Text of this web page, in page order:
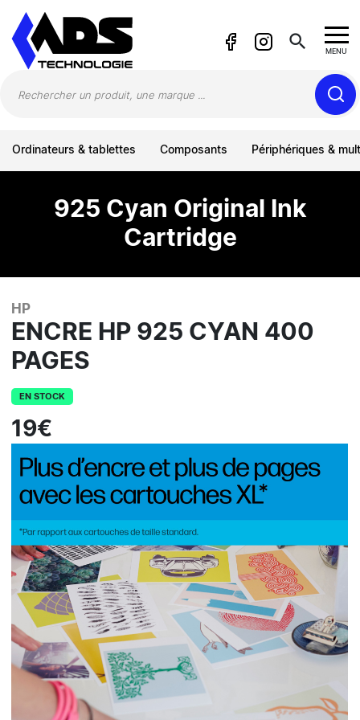
search MENU
Ordinateurs & tablettes Composants Périphériques &
925 Cyan Original Ink
Cartridge
HP
ENCRE HP 925 CYAN 400
PAGES
EN STOCK
19€